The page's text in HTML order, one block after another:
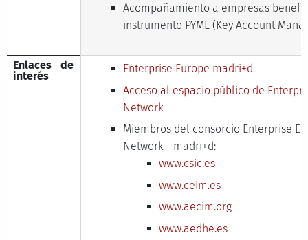
Acompañamiento a empresas
instrumento PYME (Key Account
Enlaces de
interés
Enterprise Europe madri+d
Acceso al espacio público de
Network
Miembros del consorcio Enterprise
Network - madri+d:
www.csic.es
www.ceim.es
www.aecim.org
www.aedhe.es